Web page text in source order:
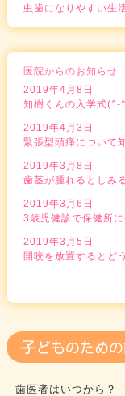
虫歯になりやすい生
医院からのお知らせ
2019年4月8日
知樹くんの入学式(^-
2019年4月3日
緊張型頭痛について
2019年3月8日
歯茎が腫れるとしみ
2019年3月6日
3歳児健診で保健所
2019年3月5日
開咬を放置するとど
歯医者はいつから？